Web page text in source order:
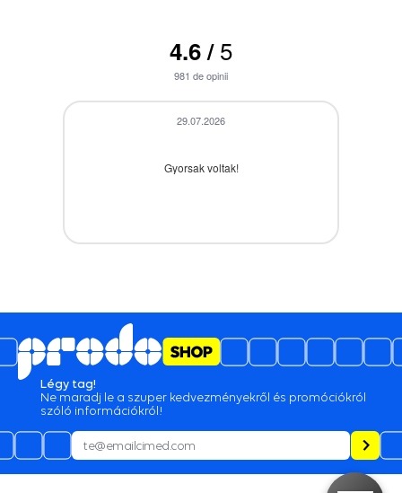
4.6/5
Gyorsak voltak!
28.07.2026
A termék időbe megérkezett,gyors kiszolgálás.
Légy tag!
Ne maradj le a szuper kedvezményekről és promóciókról